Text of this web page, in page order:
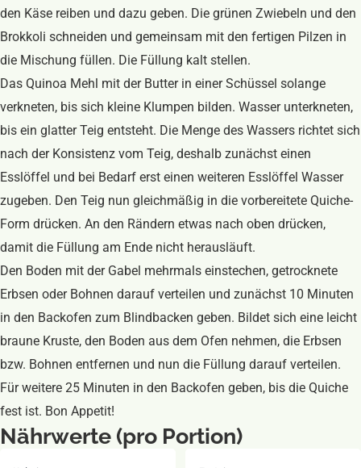
den Käse reiben und dazu geben. Die grünen Zwiebeln und den
Brokkoli schneiden und gemeinsam mit den fertigen Pilzen in
die Mischung füllen. Die Füllung kalt stellen.
Das Quinoa Mehl mit der Butter in einer Schüssel solange
verkneten, bis sich kleine Klumpen bilden. Wasser unterkneten,
bis ein glatter Teig entsteht. Die Menge des Wassers richtet sich
nach der Konsistenz vom Teig, deshalb zunächst einen
Esslöffel und bei Bedarf erst einen weiteren Esslöffel Wasser
zugeben. Den Teig nun gleichmäßig in die vorbereitete Quiche-
Form drücken. An den Rändern etwas nach oben drücken,
damit die Füllung am Ende nicht herausläuft.
Den Boden mit der Gabel mehrmals einstechen, getrocknete
Erbsen oder Bohnen darauf verteilen und zunächst 10 Minuten
in den Backofen zum Blindbacken geben. Bildet sich eine leicht
braune Kruste, den Boden aus dem Ofen nehmen, die Erbsen
bzw. Bohnen entfernen und nun die Füllung darauf verteilen.
Für weitere 25 Minuten in den Backofen geben, bis die Quiche
fest ist. Bon Appetit!
Nährwerte (pro Portion)